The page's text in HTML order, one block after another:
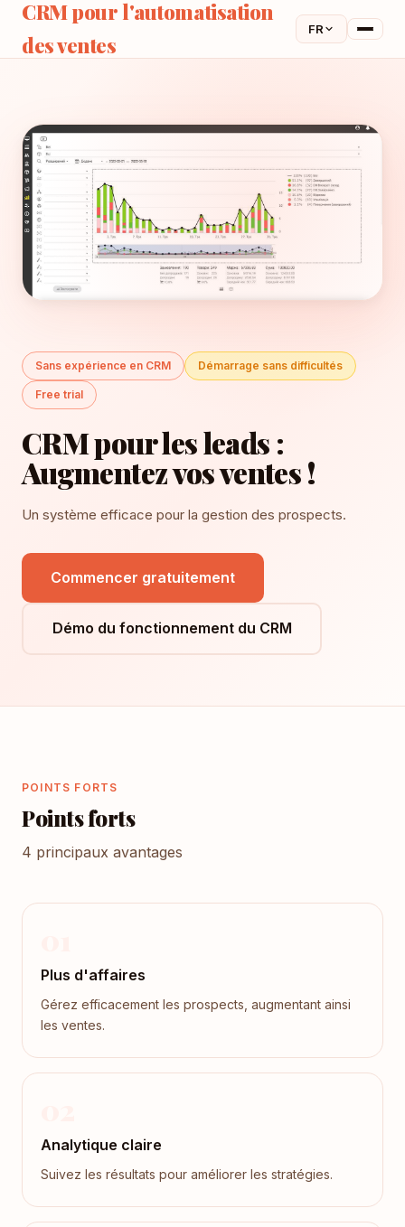
CRM pour l'automatisation
des ventes
FR
Sans expérience en CRM Démarrage sans difficultés
Free trial
CRM pour les leads :
Augmentez vos ventes !
Un système efficace pour la gestion des prospects.
Commencer gratuitement
Démo du fonctionnement du CRM
POINTS FORTS
Points forts
4 principaux avantages
Plus d'affaires
Gérez efficacement les prospects, augmentant ainsi
les ventes.
Analytique claire
Suivez les résultats pour améliorer les stratégies.